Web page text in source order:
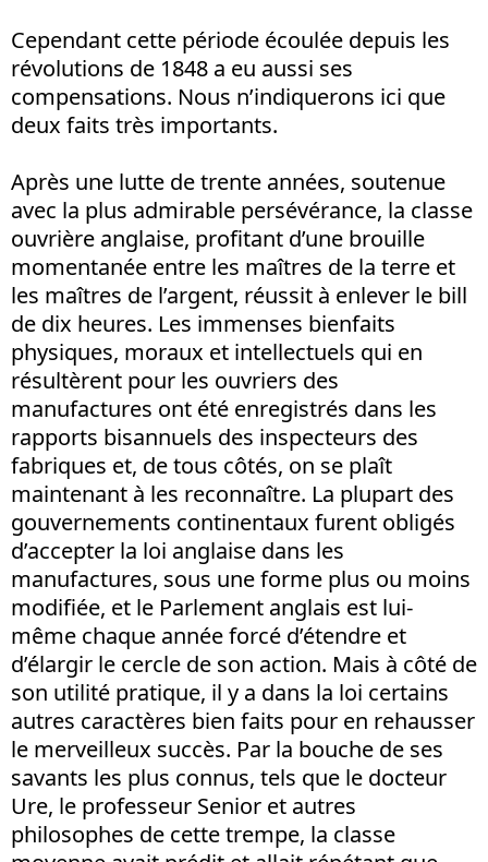
Cependant cette période écoulée depuis les
révolutions de 1848 a eu aussi ses
compensations. Nous n’indiquerons ici que
deux faits très importants.
Après une lutte de trente années, soutenue
avec la plus admirable persévérance, la classe
ouvrière anglaise, profitant d’une brouille
momentanée entre les maîtres de la terre et
les maîtres de l’argent, réussit à enlever le bill
de dix heures. Les immenses bienfaits
physiques, moraux et intellectuels qui en
résultèrent pour les ouvriers des
manufactures ont été enregistrés dans les
rapports bisannuels des inspecteurs des
fabriques et, de tous côtés, on se plaît
maintenant à les reconnaître. La plupart des
gouvernements continentaux furent obligés
d’accepter la loi anglaise dans les
manufactures, sous une forme plus ou moins
modifiée, et le Parlement anglais est lui-
même chaque année forcé d’étendre et
d’élargir le cercle de son action. Mais à côté de
son utilité pratique, il y a dans la loi certains
autres caractères bien faits pour en rehausser
le merveilleux succès. Par la bouche de ses
savants les plus connus, tels que le docteur
Ure, le professeur Senior et autres
philosophes de cette trempe, la classe